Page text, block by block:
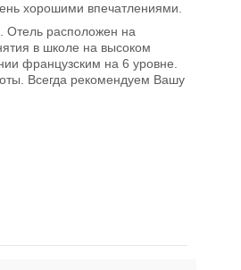
хорошими впечатлениями.
Отель расположен на
в школе на высоком
французским на 6 уровне.
Всегда рекомендуем Вашу